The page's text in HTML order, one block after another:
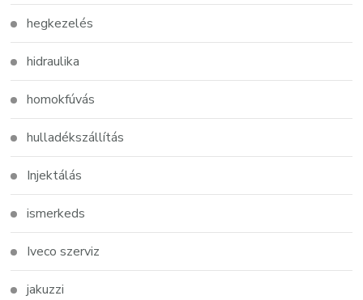
hegkezelés
hidraulika
homokfúvás
hulladékszállítás
Injektálás
ismerkeds
Iveco szerviz
jakuzzi